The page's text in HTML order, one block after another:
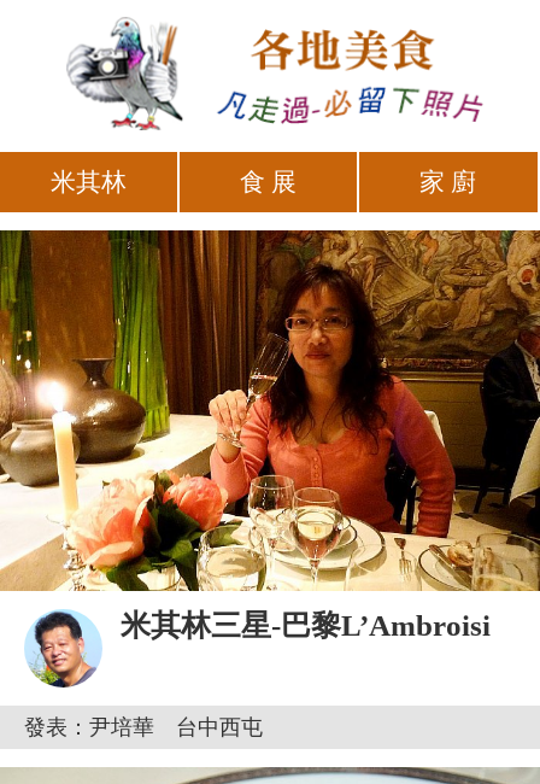
米其林 食 展 家 廚
米其林三星-巴黎L’Ambroisi
發表：尹培華 台中西屯